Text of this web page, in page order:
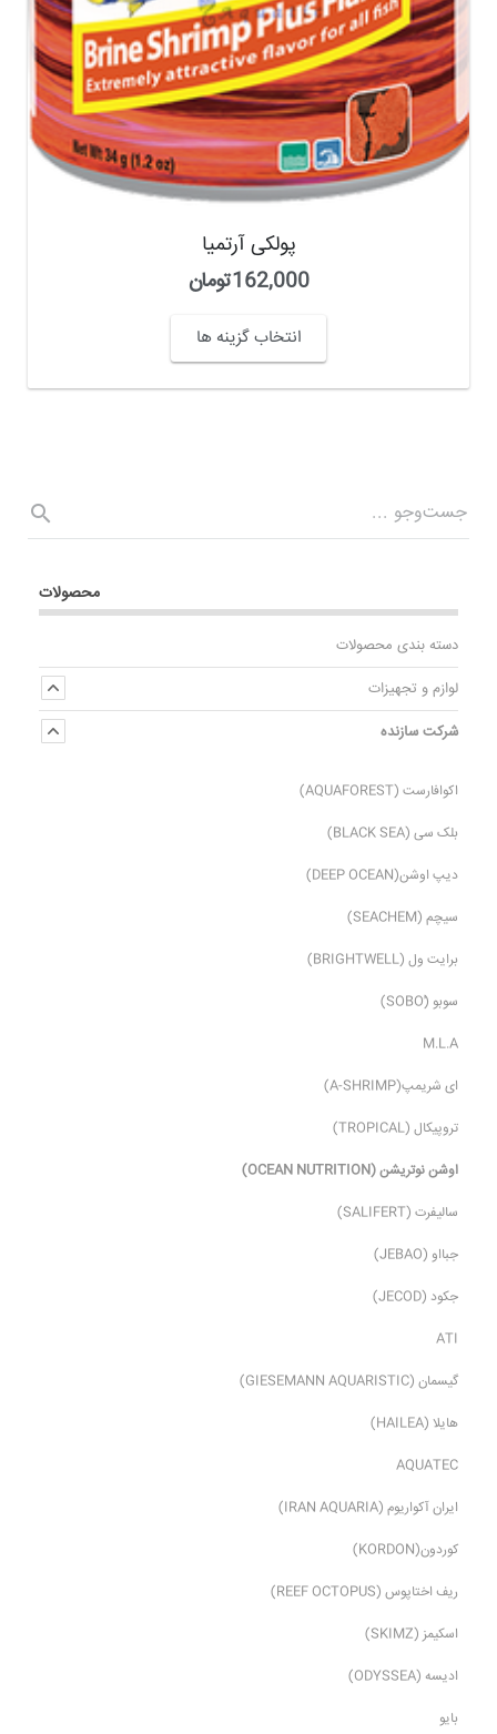
پولکی آرتمیا
162,000تومان
انتخاب گزینه ها
محصولات
دسته بندی محصولات
لوازم و تجهیزات
شرکت سازنده
اکوافارست (AQUAFOREST)
بلک سی (BLACK SEA)
دیپ اوشن(DEEP OCEAN)
سیچم (SEACHEM)
برایت ول (BRIGHTWELL)
سوبو (ُSOBO)
M.L.A
ای شریمپ(A-SHRIMP)
تروپیکال (TROPICAL)
اوشن نوتریشن (OCEAN NUTRITION)
سالیفرت (SALIFERT)
جبااو (JEBAO)
جکود (JECOD)
ATI
گیسمان (GIESEMANN AQUARISTIC)
هایلا (HAILEA)
AQUATEC
ایران آکواریوم (IRAN AQUARIA)
کوردون(KORDON)
ریف اختاپوس (REEF OCTOPUS)
اسکیمز (SKIMZ)
ادیسه (ODYSSEA)
بایو